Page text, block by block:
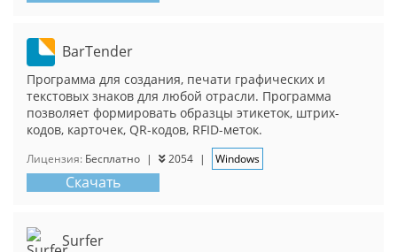
BarTender
Программа для создания, печати графических и
текстовых знаков для любой отрасли. Программа
позволяет формировать образцы этикеток, штрих-
кодов, карточек, QR-кодов, RFID-меток.
Лицензия: Бесплатно | 2054 | Windows
Скачать
Surfer